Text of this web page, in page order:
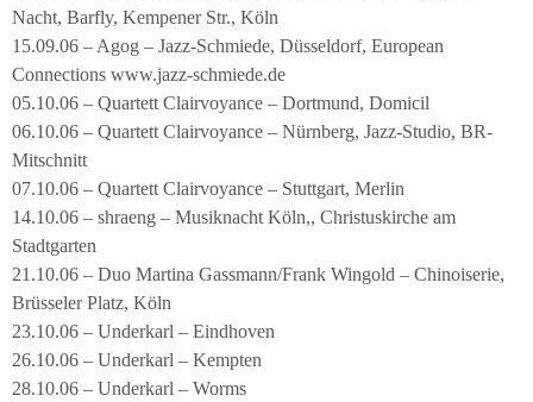
Nacht, Barfly, Kempener Str., Köln
15.09.06 – Agog – Jazz-Schmiede, Düsseldorf, European
Connections www.jazz-schmiede.de
05.10.06 – Quartett Clairvoyance – Dortmund, Domicil
06.10.06 – Quartett Clairvoyance – Nürnberg, Jazz-Studio, BR-
Mitschnitt
07.10.06 – Quartett Clairvoyance – Stuttgart, Merlin
14.10.06 – shraeng – Musiknacht Köln,, Christuskirche am
Stadtgarten
21.10.06 – Duo Martina Gassmann/Frank Wingold – Chinoiserie,
Brüsseler Platz, Köln
23.10.06 – Underkarl – Eindhoven
26.10.06 – Underkarl – Kempten
28.10.06 – Underkarl – Worms